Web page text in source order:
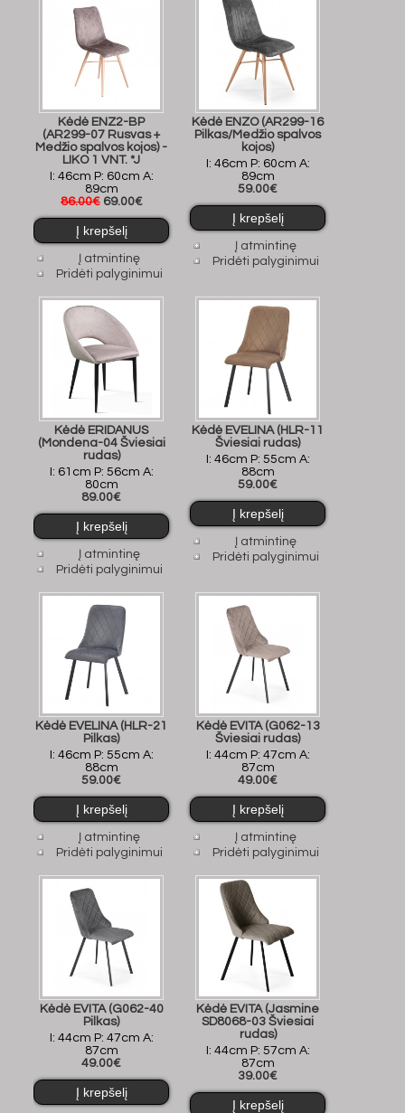
Kėdė ENZ2-BP
(AR299-07 Rusvas +
Medžio spalvos kojos) -
LIKO 1 VNT. *J
I: 46cm P: 60cm A:
89cm
86.00€ 69.00€
Į atmintinę
Pridėti palyginimui
Kėdė ENZO (AR299-16
Pilkas/Medžio spalvos
kojos)
I: 46cm P: 60cm A:
89cm
59.00€
Į atmintinę
Pridėti palyginimui
Kėdė ERIDANUS
(Mondena-04 Šviesiai
rudas)
I: 61cm P: 56cm A:
80cm
89.00€
Į atmintinę
Pridėti palyginimui
Kėdė EVELINA (HLR-11
Šviesiai rudas)
I: 46cm P: 55cm A:
88cm
59.00€
Į atmintinę
Pridėti palyginimui
Kėdė EVELINA (HLR-21
Pilkas)
I: 46cm P: 55cm A:
88cm
59.00€
Į atmintinę
Pridėti palyginimui
Kėdė EVITA (G062-13
Šviesiai rudas)
I: 44cm P: 47cm A:
87cm
49.00€
Į atmintinę
Pridėti palyginimui
Kėdė EVITA (G062-40
Pilkas)
I: 44cm P: 47cm A:
87cm
49.00€
Kėdė EVITA (Jasmine
SD8068-03 Šviesiai
rudas)
I: 44cm P: 57cm A:
87cm
39.00€